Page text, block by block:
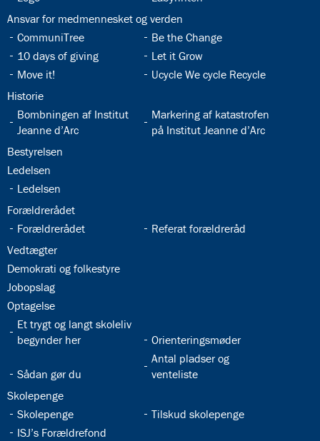
32.8:
Ansvar for medmennesket og verden
32.9:
CommuniTree 32.10:
Be the Change
32.11:
10 days of giving 32.12:
Let it Grow
32.13:
Move it! 32.14:
Ucycle We cycle Recycle
32.15:
Historie
32.16:
Bombningen af Institut
Jeanne d’Arc
32.17:
Markering af katastrofen
på Institut Jeanne d’Arc
32.18:
Bestyrelsen
32.19:
Ledelsen
32.20:
Ledelsen
32.21:
Forældrerådet
32.22:
Forældrerådet 32.23:
Referat forældreråd
32.24:
Vedtægter
32.25:
Demokrati og folkestyre
32.26:
Jobopslag
32.27:
Optagelse
32.28:
Et trygt og langt skoleliv
begynder her
32.29:
Orienteringsmøder
32.30:
Sådan gør du
32.31:
Antal pladser og
venteliste
32.32:
Skolepenge
32.33:
Skolepenge 32.34:
Tilskud skolepenge
32.35:
ISJ’s Forældrefond